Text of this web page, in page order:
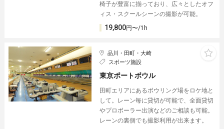
椅子が豊富に揃っており、広々としたオフ
ィス・スクールシーンの撮影が可能。
19,800円〜/1h
品川・田町・大崎
スポーツ施設
東京ポートボウル
田町エリアにあるボウリング場をロケ地と
して。レーン毎に貸切が可能で、全面貸切
やプロボーラー出演などのご相談も可能。
レーンの裏側でも撮影利用が出来ます。